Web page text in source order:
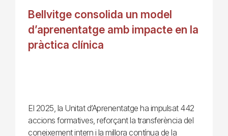
Bellvitge consolida un model
d’aprenentatge amb impacte en la
pràctica clínica
El 2025, la Unitat d’Aprenentatge ha impulsat 442
accions formatives, reforçant la transferència del
coneixement intern i la millora contínua de la